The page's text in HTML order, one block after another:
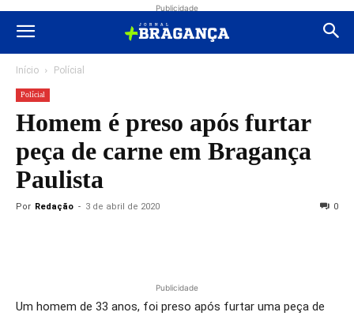
Publicidade
Início Polícial
Polícial
Homem é preso após furtar
peça de carne em Bragança
Paulista
Por Redação - 3 de abril de 2020 0
Publicidade
Um homem de 33 anos, foi preso após furtar uma peça de